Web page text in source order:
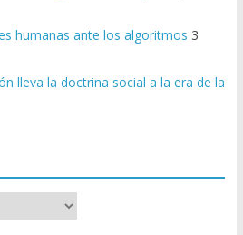
humanas ante los algoritmos 3
lleva la doctrina social a la era de la